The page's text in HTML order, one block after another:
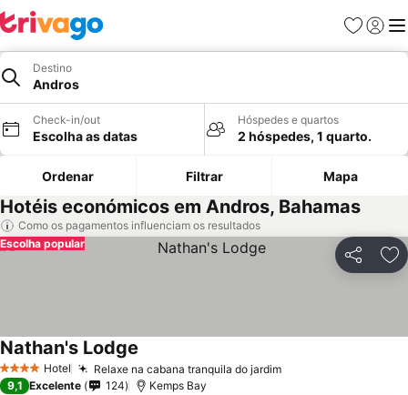
Favoritos
Iniciar
Destino
Andros
Check-in/out
Escolha as datas
Hóspedes e quartos
2 hóspedes, 1 quarto.
Ordenar Filtrar Mapa
Hotéis económicos em Andros, Bahamas
Como os pagamentos influenciam os resultados
Partilhar
Escolha popular
4 EstrelasHotel Relaxe na cabana tranquila do jardimVer preços
Nathan's Lodge
9,1 Excelente 124 Kemps Bay